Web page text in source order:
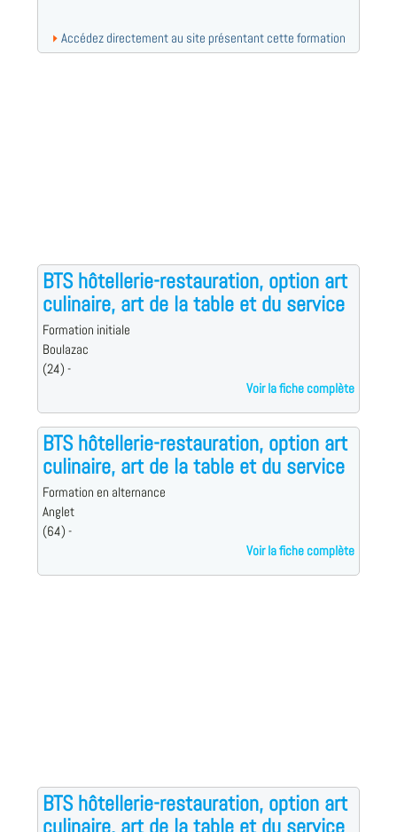
Accédez directement au site présentant cette formation
BTS hôtellerie-restauration, option art
culinaire, art de la table et du service
Formation initiale
Boulazac
(24) -
Voir la fiche complète
BTS hôtellerie-restauration, option art
culinaire, art de la table et du service
Formation en alternance
Anglet
(64) -
Voir la fiche complète
BTS hôtellerie-restauration, option art
culinaire, art de la table et du service